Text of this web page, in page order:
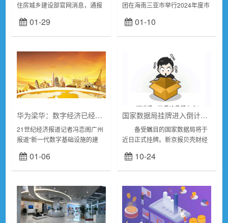
住房城乡建设部官网消息，通报
个人信息违法违规典型案例，少
数房地产中介机构及从业人员利
01-29
团在海南三亚市举行2024年度市
团2023年实现营收1639亿元，
同比增长约20%；公...
01-10
华为梁华：数字经济已经迎来算力时代
21世纪经济报道记者冯恋阁广州
报道“新一代数字基础设施的建
能、高速铁路等建设一样，已经
成为社会经济发展的关键基础设
01-06
国家数据局挂牌进入倒计时 数据基础性领域政策或将加速推进
备受瞩目的国家数据局将于
近日正式挂牌。新京报贝壳财经
组织架构不断完善，人员配置不
断充实，公共数据运营、数据确
10-24